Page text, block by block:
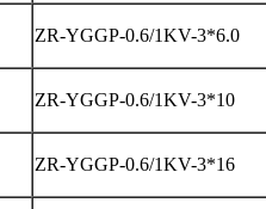
ZR-YGGP-0.6/1KV-3*6.0
ZR-YGGP-0.6/1KV-3*10
ZR-YGGP-0.6/1KV-3*16